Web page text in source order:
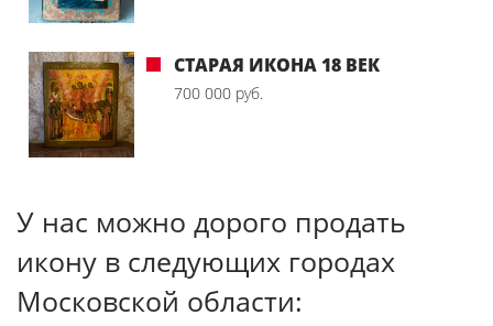
СТАРАЯ ИКОНА 18 ВЕК
700 000 руб.
У нас можно дорого продать
икону в следующих городах
Московской области: